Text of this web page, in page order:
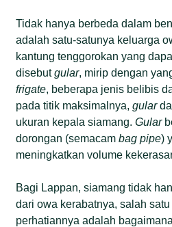
Tidak hanya berbeda dalam
adalah satu-satunya keluarga
kantung tenggorokan yang
disebutgular, mirip dengan
frigate, beberapa jenis belibis
pada titik maksimalnya,gular
ukuran kepala siamang.Gular
dorongan (semacambag pipe)
meningkatkan volume
Bagi Lappan, siamang tidak
dari owa kerabatnya, salah
perhatiannya adalah